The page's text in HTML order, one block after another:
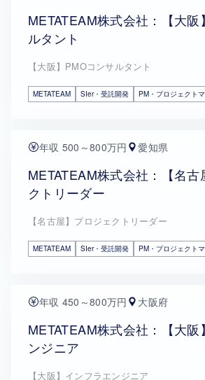
METATEAM株式会社：【大
ルタント
【大阪】PMOコンサルタント
METATEAM SIer・受託開発 PM・プロジェクト
年収 500～800万円 愛知県
METATEAM株式会社：【名古
クトリーダー
【名古屋】プロジェクトリーダー
METATEAM SIer・受託開発 PM・プロジェクト
年収 450～800万円 大阪府
METATEAM株式会社：【大
ンジニア
【大阪】インフラエンジニア